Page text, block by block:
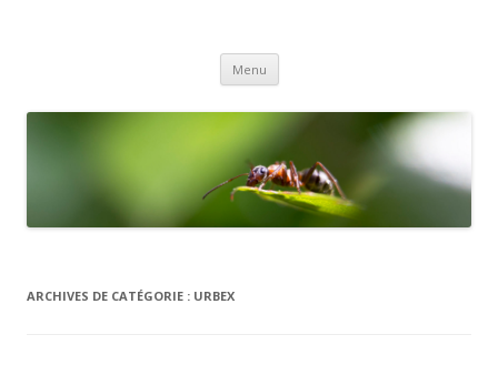
Menu Aller
contenu
ARCHIVES DE CATÉGORIE : URBEX